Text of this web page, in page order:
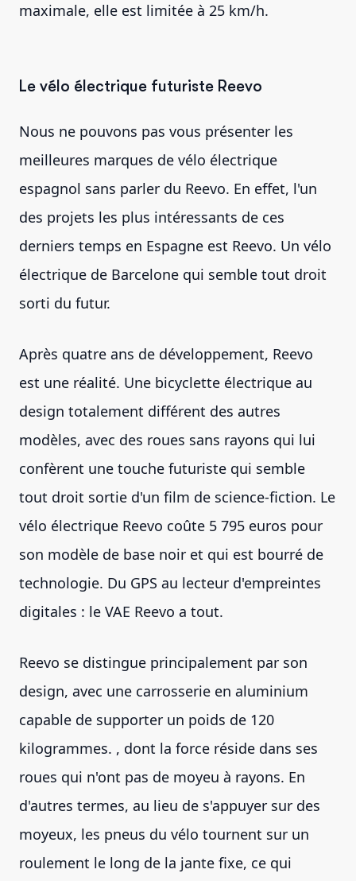
maximale, elle est limitée à 25 km/h.
Le vélo électrique futuriste Reevo
Nous ne pouvons pas vous présenter les
meilleures marques de vélo électrique
espagnol sans parler du Reevo. En effet, l'un
des projets les plus intéressants de ces
derniers temps en Espagne est Reevo. Un vélo
électrique de Barcelone qui semble tout droit
sorti du futur.
Après quatre ans de développement, Reevo
est une réalité. Une bicyclette électrique au
design totalement différent des autres
modèles, avec des roues sans rayons qui lui
confèrent une touche futuriste qui semble
tout droit sortie d'un film de science-fiction. Le
vélo électrique Reevo coûte 5 795 euros pour
son modèle de base noir et qui est bourré de
technologie. Du GPS au lecteur d'empreintes
digitales : le VAE Reevo a tout.
Reevo se distingue principalement par son
design, avec une carrosserie en aluminium
capable de supporter un poids de 120
kilogrammes. , dont la force réside dans ses
roues qui n'ont pas de moyeu à rayons. En
d'autres termes, au lieu de s'appuyer sur des
moyeux, les pneus du vélo tournent sur un
roulement le long de la jante fixe, ce qui